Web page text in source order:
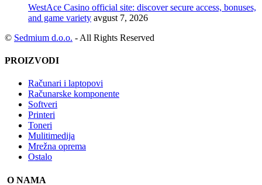
WestAce Casino official site: discover secure access, bonuses,
and game variety avgust 7, 2026
© Sedmium d.o.o. - All Rights Reserved
PROIZVODI
Računari i laptopovi
Računarske komponente
Softveri
Printeri
Toneri
Mulitimedija
Mrežna oprema
Ostalo
O NAMA